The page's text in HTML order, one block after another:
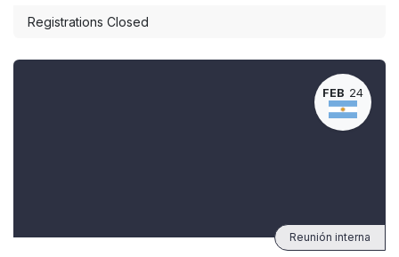
Registrations Closed
FEB 24
Reunión interna